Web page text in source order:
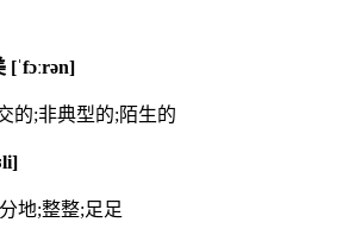
的;非典型的;陌生的
地;整整;足足